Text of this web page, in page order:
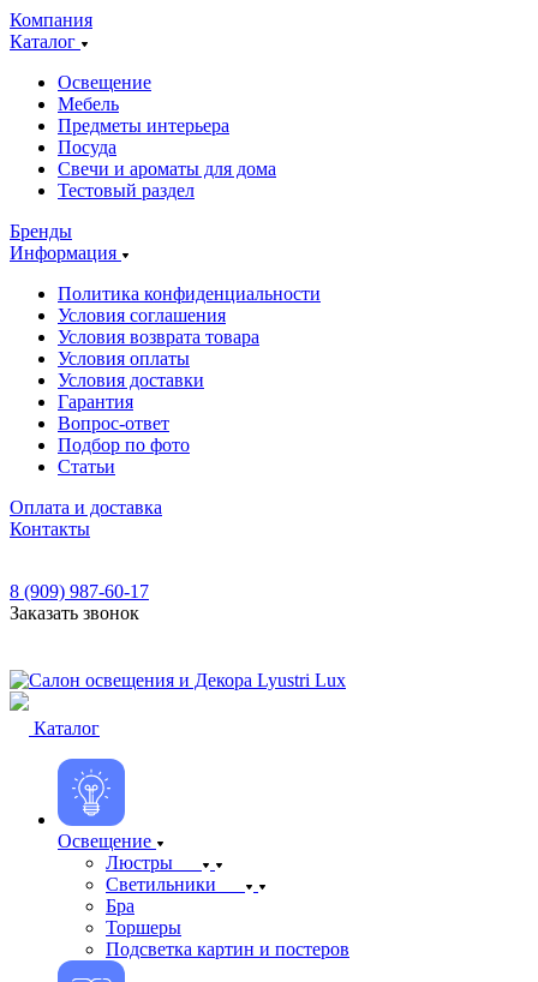
Компания
Каталог
Освещение
Мебель
Предметы интерьера
Посуда
Свечи и ароматы для дома
Тестовый раздел
Бренды
Информация
Политика конфиденциальности
Условия соглашения
Условия возврата товара
Условия оплаты
Условия доставки
Гарантия
Вопрос-ответ
Подбор по фото
Статьи
Оплата и доставка
Контакты
8 (909) 987-60-17
Заказать звонок
Каталог
Освещение
Люстры
Светильники
Бра
Торшеры
Подсветка картин и постеров